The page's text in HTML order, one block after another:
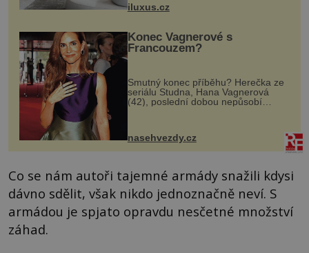
dnes umož...
iluxus.cz
Konec Vagnerové s
Francouzem?
Smutný konec příběhu? Herečka ze
seriálu Studna, Hana Vagnerová
(42), poslední dobou nepůsobí
nasehvezdy.cz
Co se nám autoři tajemné armády snažili kdysi
dávno sdělit, však nikdo jednoznačně neví. S
armádou je spjato opravdu nesčetné množství
záhad.